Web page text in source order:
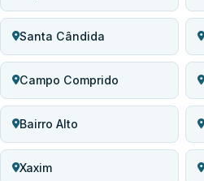
Santa Cândida
Campo Comprido
Bairro Alto
Xaxim